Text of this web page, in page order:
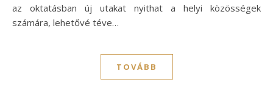
az oktatásban új utakat nyithat a helyi közösségek
számára, lehetővé téve…
TOVÁBB